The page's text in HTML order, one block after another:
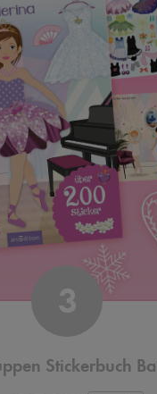
3
Stickerbuch